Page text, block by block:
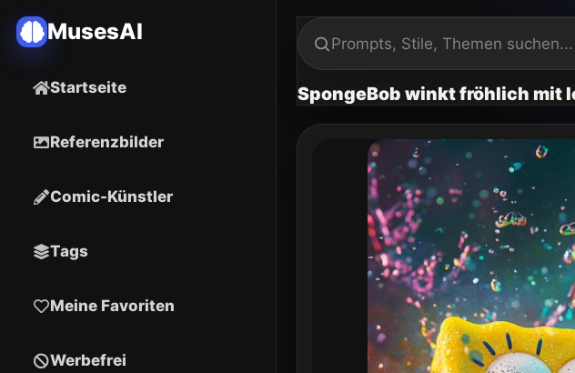
MusesAI
Startseite
Referenzbilder
Comic-Künstler
Tags
Meine Favoriten
Werbefrei
SpongeBob winkt fröhlich mit